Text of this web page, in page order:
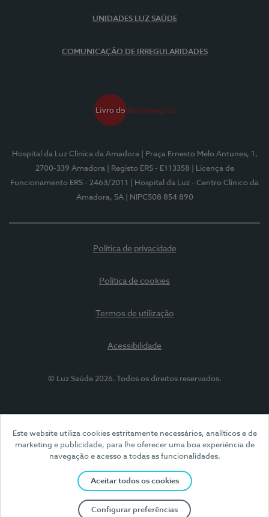
Este website utiliza cookies estritamente necessários, analíticos e de
marketing e publicidade, para lhe oferecer uma boa experiência de
navegação e acesso a todas as funcionalidades.
Aceitar todos os cookies
Configurar preferências
UNIDADES LUZ SAÚDE
COMUNICAÇÃO DE IRREGULARIDADES
Hospital da Luz Clínica da Amadora
| Praça Ernesto Melo Antunes, 1,
2700-339 Amadora
| Registo ERS - E113358
| Licença de
Funcionamento ERS - 2463/2011
| Hospital da Luz - Centro Clínico da
Amadora, SA
| NIPC508 854 890
Política de privacidade
Política de cookies
Termos de utilização
Acessibilidade
© Luz Saúde 2026. Todos os direitos reservados.